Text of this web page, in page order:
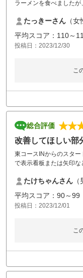
ラーメンを食べました
ジャケット着用できれ
ですが、歯ブラシが置
コース途中の看板が、口
バンカーがいいところ
たっきーさん （
平均スコア：110～
投稿日：2023/12/30
こ
総合評価
改善してほしい部
東コースINからのスタ
で表示看板または矢印
何とか渡りましたが14
戻ってきた（後続の方
時には方向が逆になっ
の所あたりに次に向かう
たけちゃんさん
平均スコア：90～99
投稿日：2023/12/01
こ